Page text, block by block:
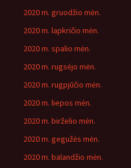
2020 m. gruodžio mėn.
2020 m. lapkričio mėn.
2020 m. spalio mėn.
2020 m. rugsėjo mėn.
2020 m. rugpjūčio mėn.
2020 m. liepos mėn.
2020 m. birželio mėn.
2020 m. gegužės mėn.
2020 m. balandžio mėn.